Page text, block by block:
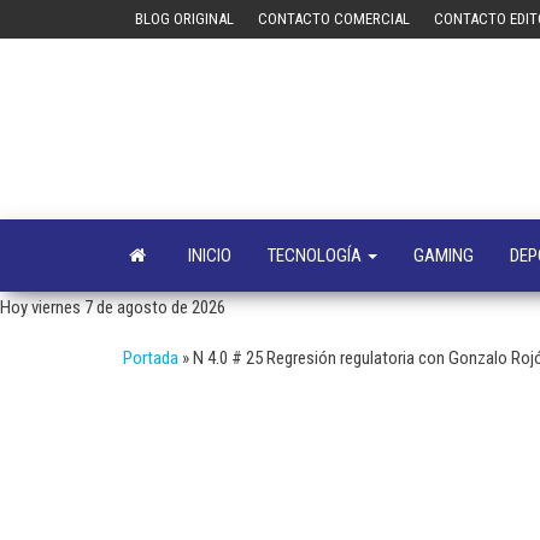
BLOG ORIGINAL CONTACTO COMERCIAL CONTACTO
INICIO TECNOLOGÍA GAMING
Hoy viernes 7 de agosto de 2026
Portada »N 4.0 # 25 Regresión regulatoria con Gonzalo